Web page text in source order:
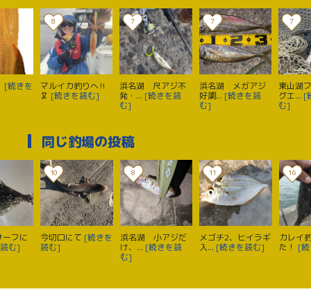
[続きを
8
マルイカ釣りへ‼️
🦑 [続きを読む]
7
浜名湖 尺アジ不
発・... [続きを読
む]
7
浜名湖 メガアジ
好調... [続きを読
む]
7
東山湖
グエ... [
む]
同じ釣場の投稿
フに
む]
10
今切口にて [続きを
読む]
8
浜名湖 小アジだ
け、... [続きを読
む]
11
メゴチ2、ヒイラギ
入... [続きを読む]
16
カレイ
た！ [